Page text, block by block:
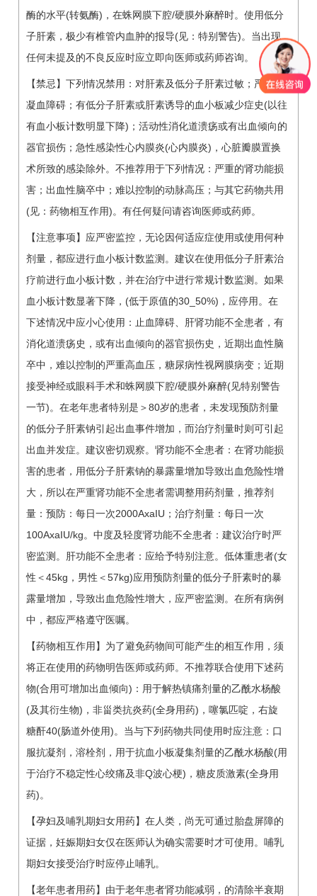
酶的水平(转氨酶)，在蛛网膜下腔/硬膜外麻醉时。使用低分
子肝素，极少有椎管内血肿的报导(见：特别警告)。当出现
任何未提及的不良反应时应立即向医师或药师咨询。
【禁忌】下列情况禁用：对肝素及低分子肝素过敏；严重的
凝血障碍；有低分子肝素或肝素诱导的血小板减少症史(以往
有血小板计数明显下降)；活动性消化道溃疡或有出血倾向的
器官损伤；急性感染性心内膜炎(心内膜炎)，心脏瓣膜置换
术所致的感染除外。不推荐用于下列情况：严重的肾功能损
害；出血性脑卒中；难以控制的动脉高压；与其它药物共用
(见：药物相互作用)。有任何疑问请咨询医师或药师。
【注意事项】应严密监控，无论因何适应症使用或使用何种
剂量，都应进行血小板计数监测。建议在使用低分子肝素治
疗前进行血小板计数，并在治疗中进行常规计数监测。如果
血小板计数显著下降，(低于原值的30_50%)，应停用。在
下述情况中应小心使用：止血障碍、肝肾功能不全患者，有
消化道溃疡史，或有出血倾向的器官损伤史，近期出血性脑
卒中，难以控制的严重高血压，糖尿病性视网膜病变；近期
接受神经或眼科手术和蛛网膜下腔/硬膜外麻醉(见特别警告
一节)。在老年患者特别是＞80岁的患者，未发现预防剂量
的低分子肝素钠引起出血事件增加，而治疗剂量时则可引起
出血并发症。建议密切观察。肾功能不全患者：在肾功能损
害的患者，用低分子肝素钠的暴露量增加导致出血危险性增
大，所以在严重肾功能不全患者需调整用药剂量，推荐剂
量：预防：每日一次2000AxaIU；治疗剂量：每日一次
100AxaIU/kg。中度及轻度肾功能不全患者：建议治疗时严
密监测。肝功能不全患者：应给予特别注意。低体重患者(女
性＜45kg，男性＜57kg)应用预防剂量的低分子肝素时的暴
露量增加，导致出血危险性增大，应严密监测。在所有病例
中，都应严格遵守医嘱。
【药物相互作用】为了避免药物间可能产生的相互作用，须
将正在使用的药物明告医师或药师。不推荐联合使用下述药
物(合用可增加出血倾向)：用于解热镇痛剂量的乙酰水杨酸
(及其衍生物)，非甾类抗炎药(全身用药)，噻氯匹啶，右旋
糖酐40(肠道外使用)。当与下列药物共同使用时应注意：口
服抗凝剂，溶栓剂，用于抗血小板凝集剂量的乙酰水杨酸(用
于治疗不稳定性心绞痛及非Q波心梗)，糖皮质激素(全身用
药)。
【孕妇及哺乳期妇女用药】在人类，尚无可通过胎盘屏障的
证据，妊娠期妇女仅在医师认为确实需要时才可使用。哺乳
期妇女接受治疗时应停止哺乳。
【老年患者用药】由于老年患者肾功能减弱，的清除半衰期